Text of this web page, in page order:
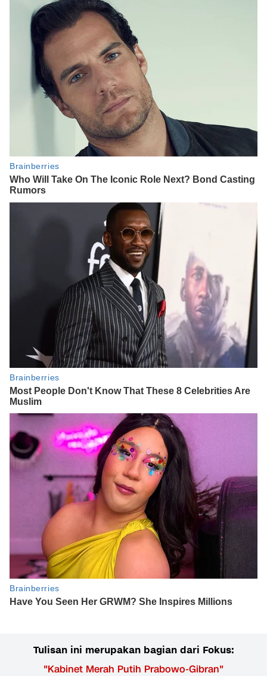
Tulisan ini merupakan bagian dari Fokus:
"Kabinet Merah Putih Prabowo-Gibran"